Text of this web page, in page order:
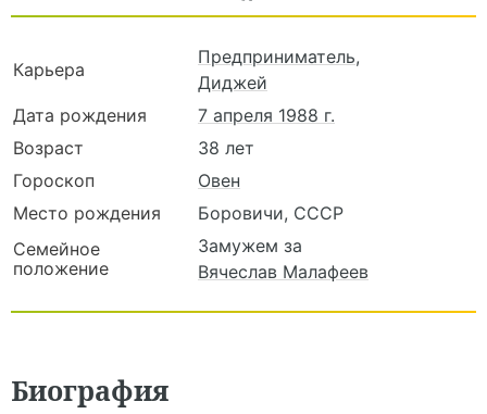
Карьера
Предприниматель,
Диджей
Дата рождения
7 апреля 1988 г.
Возраст
38 лет
Гороскоп
Овен
Место рождения
Боровичи, СССР
Семейное
положение
Замужем за
Вячеслав Малафеев
Биография